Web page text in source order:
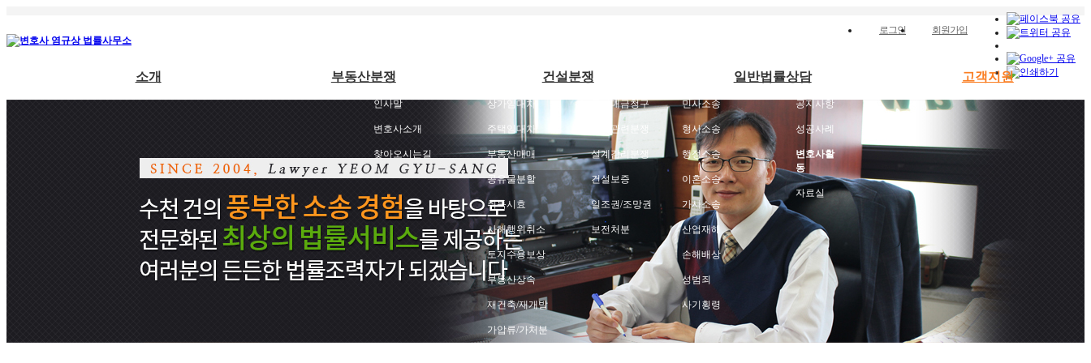
로그인 회원가입
소개
인사말
변호사소개
찾아오시는길
부동산분쟁
상가임대차
주택임대차
부동산매매
공유물분할
취득시효
사해행위취소
토지수용보상
부동산상속
재건축/재개발
가압류/가처분
건설분쟁
공사대금청구
하자관련분쟁
설계감리분쟁
건설보증
일조권/조망권
보전처분
일반법률상담
민사소송
형사소송
행정소송
이혼소송
가사소송
산업재해
손해배상
성범죄
사기횡령
고객지원
공지사항
성공사례
변호사활
동
자료실